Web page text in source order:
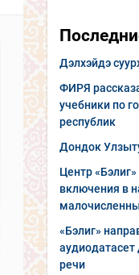
Дэлхэйдэ
ФИРЯ
учебники по
республик
Дондок
Центр
включения в
«Бэлиг»
аудиодатасет
речи